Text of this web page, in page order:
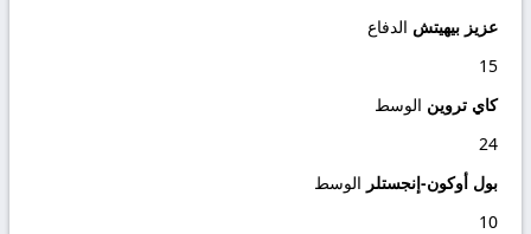
عزيز بيهيتش الدفاع
15
كاي تروين الوسط
24
بول أوكون-إنجستلر الوسط
10